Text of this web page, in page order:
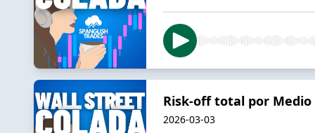
Risk-off total por
2026-03-03